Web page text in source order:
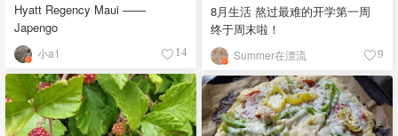
Hyatt Regency Maui ——
Japengo
小a1 14
8月生活 熬过最难的开学第一周
终于周末啦！
Summer在漂流 9